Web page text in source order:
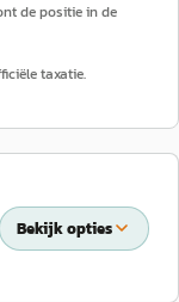
de positie in de
taxatie.
Bekijk opties